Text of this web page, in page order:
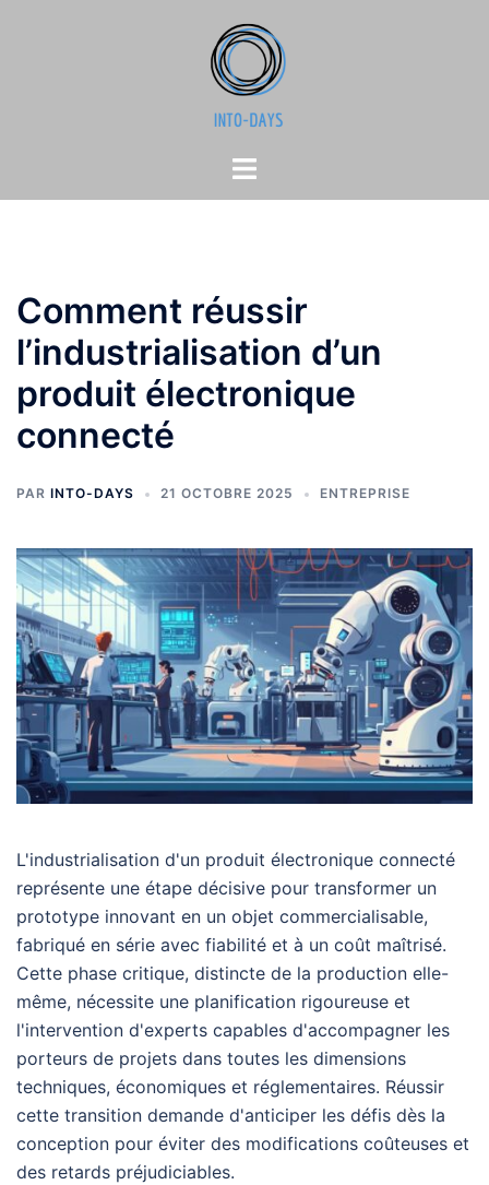
Ouvrir/fermer
Comment réussir
l’industrialisation d’un
produit électronique
connecté
PAR INTO-DAYS 21 OCTOBRE 2025 ENTREPRISE
L'industrialisation d'un produit électronique connecté
représente une étape décisive pour transformer un
prototype innovant en un objet commercialisable,
fabriqué en série avec fiabilité et à un coût maîtrisé.
Cette phase critique, distincte de la production elle-
même, nécessite une planification rigoureuse et
l'intervention d'experts capables d'accompagner les
porteurs de projets dans toutes les dimensions
techniques, économiques et réglementaires. Réussir
cette transition demande d'anticiper les défis dès la
conception pour éviter des modifications coûteuses et
des retards préjudiciables.